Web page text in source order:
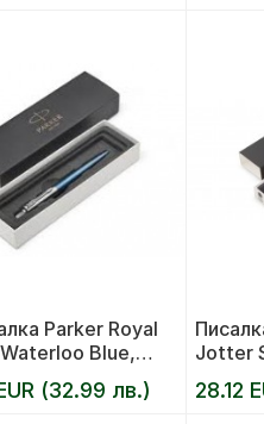
Parker Royal
Blue,
синя
(32.99 лв.)
Jotter
28.12